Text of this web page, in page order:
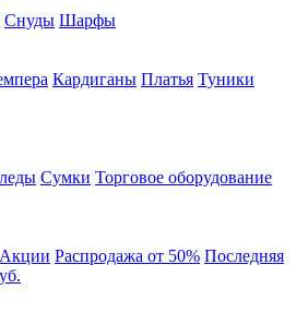
Снуды Шарфы
Кардиганы Платья Туники
Сумки Торговое оборудование
Акции Распродажа от 50% Последняя